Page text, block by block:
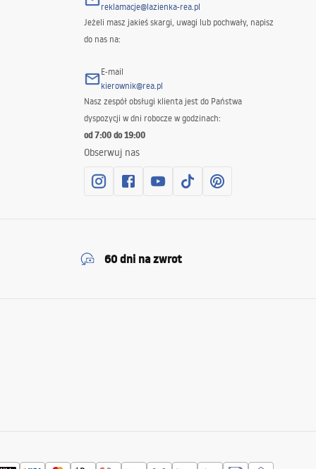
reklamacje@lazienka-rea.pl
Jeżeli masz jakieś skargi, uwagi lub pochwały, napisz
do nas na:
E-mail
kierownik@rea.pl
Nasz zespół obsługi klienta jest do Państwa
dyspozycji w dni robocze w godzinach:
od 7:00 do 19:00
Obserwuj nas
60 dni na zwrot